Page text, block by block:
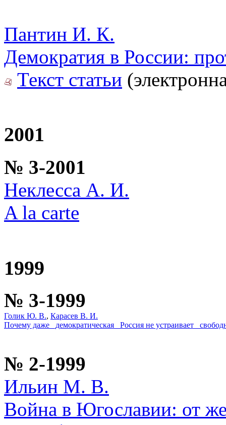
Пантин И. К.
Демократия в России:
Текст статьи
2001
№ 3-2001
Неклесса А. И.
A la carte
1999
№ 3-1999
Голик Ю. В., Карасев В. И.
Почему даже _демократическая_ Россия не устраивает
№ 2-1999
Ильин М. В.
Война в Югославии: от